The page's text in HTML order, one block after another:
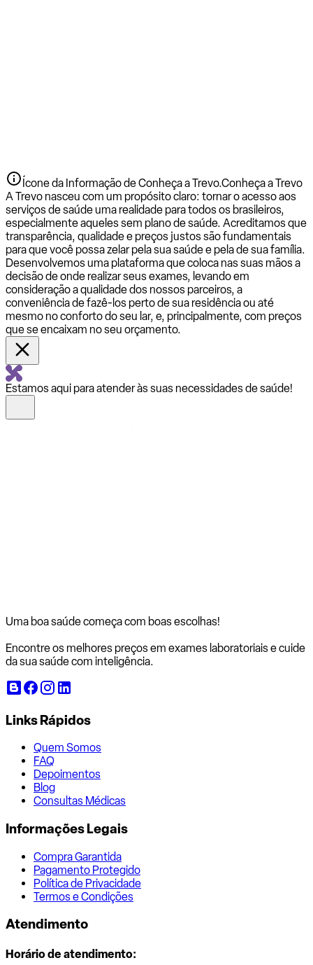
Ícone da Informação de Conheça a Trevo.Conheça a Trevo
A Trevo nasceu com um propósito claro: tornar o acesso aos
serviços de saúde uma realidade para todos os brasileiros,
especialmente aqueles sem plano de saúde. Acreditamos que
transparência, qualidade e preços justos são fundamentais
para que você possa zelar pela sua saúde e pela de sua família.
Desenvolvemos uma plataforma que coloca nas suas mãos a
decisão de onde realizar seus exames, levando em
consideração a qualidade dos nossos parceiros, a
conveniência de fazê-los perto de sua residência ou até
mesmo no conforto do seu lar, e, principalmente, com preços
que se encaixam no seu orçamento.
Estamos aqui para atender às suas necessidades de saúde!
Uma boa saúde começa com boas escolhas!
Encontre os melhores preços em exames laboratoriais e cuide
da sua saúde com inteligência.
Links Rápidos
Quem Somos
FAQ
Depoimentos
Blog
Consultas Médicas
Informações Legais
Compra Garantida
Pagamento Protegido
Política de Privacidade
Termos e Condições
Atendimento
Horário de atendimento: